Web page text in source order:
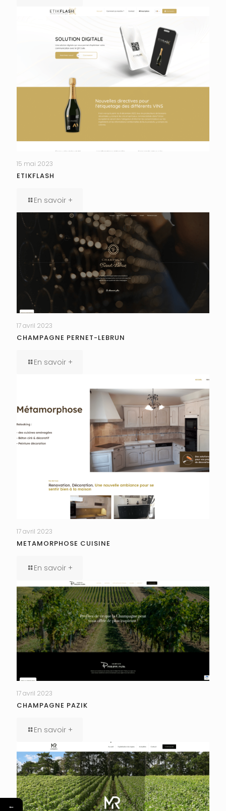
15 mai 2023
ETIKFLASH
En savoir +
17 avril 2023
CHAMPAGNE PERNET-LEBRUN
En savoir +
17 avril 2023
METAMORPHOSE CUISINE
En savoir +
17 avril 2023
CHAMPAGNE PAZIK
En savoir +
←